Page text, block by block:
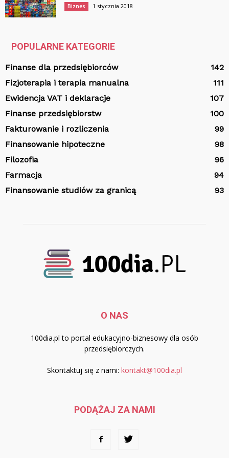
Biznes 1 stycznia 2018
POPULARNE KATEGORIE
Finanse dla przedsiębiorców
142
Fizjoterapia i terapia manualna
111
Ewidencja VAT i deklaracje
107
Finanse przedsiębiorstw
100
Fakturowanie i rozliczenia
99
Finansowanie hipoteczne
98
Filozofia
96
Farmacja
94
Finansowanie studiów za granicą
93
O NAS
100dia.pl to portal edukacyjno-biznesowy dla osób
przedsiębiorczych.
Skontaktuj się z nami: kontakt@100dia.pl
PODĄŻAJ ZA NAMI